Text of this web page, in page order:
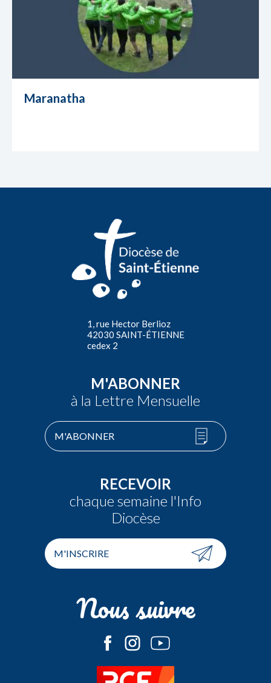
Maranatha
1, rue Hector Berlioz
42030 SAINT-ÉTIENNE
cedex 2
M'ABONNER
à la Lettre Mensuelle
M'ABONNER
RECEVOIR
chaque semaine l'Info
Diocèse
M'INSCRIRE
Nous suivre